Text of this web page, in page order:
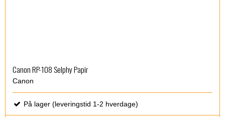
Canon RP-108 Selphy Papir
Canon
På lager (leveringstid 1-2 hverdage)